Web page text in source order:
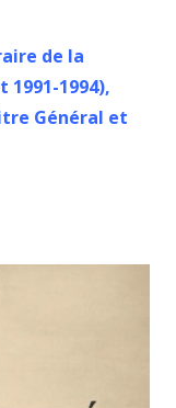
de la
1994),
Général et